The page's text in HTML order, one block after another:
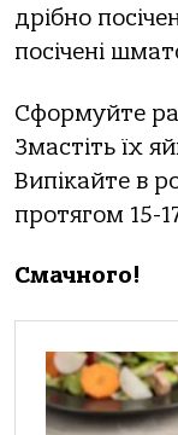
дрібно
посічені
Сформуйте
Змастіть їх
Випікайте в
протягом 15-
Смачного!